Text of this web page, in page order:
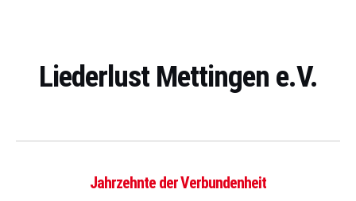
Liederlust Mettingen e.V.
Jahrzehnte der Verbundenheit